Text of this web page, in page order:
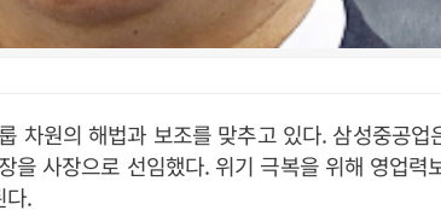
차원의 해법과 보조를 맞추고 있다. 삼성중공업
을 사장으로 선임했다. 위기 극복을 위해 영업력
다.